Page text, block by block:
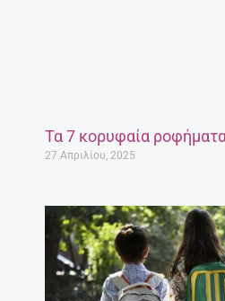
Τα 7 κορυφαία
27 Απριλίου, 2025